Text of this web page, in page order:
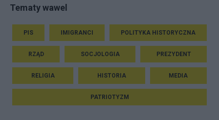
Tematy wawel
PIS IMIGRANCI POLITYKA HISTORYCZNA
RZĄD SOCJOLOGIA PREZYDENT
RELIGIA HISTORIA MEDIA
PATRIOTYZM